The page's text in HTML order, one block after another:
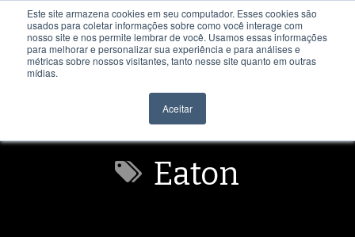
Este site armazena cookies em seu computador. Esses cookies são
usados para coletar informações sobre como você interage com
nosso site e nos permite lembrar de você. Usamos essas informações
para melhorar e personalizar sua experiência e para análises e
métricas sobre nossos visitantes, tanto nesse site quanto em outras
mídias.
Aceitar
Eaton